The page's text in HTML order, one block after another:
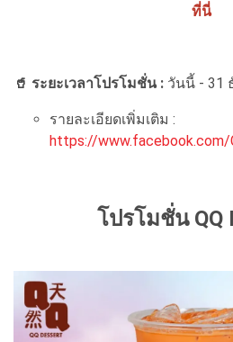
ที่นี่
🥤 ระยะเวลาโปรโมชั่น : วันนี้ - 31
รายละเอียดเพิ่มเติม :
https://www.facebook.com/
โปรโมชั่น QQ